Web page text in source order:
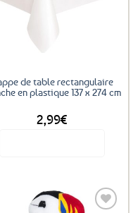
de table rectangulaire
en plastique 137 x 274 cm
2,99€